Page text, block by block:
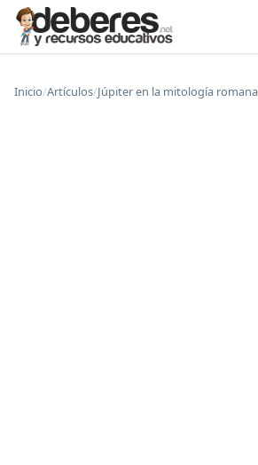
Inicio/Artículos/Júpiter en la mitología romana